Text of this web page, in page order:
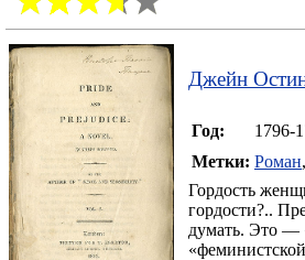
Джейн
Год:
1796-
Метки: Роман,
Гордость
гордости?..
думать. Это —